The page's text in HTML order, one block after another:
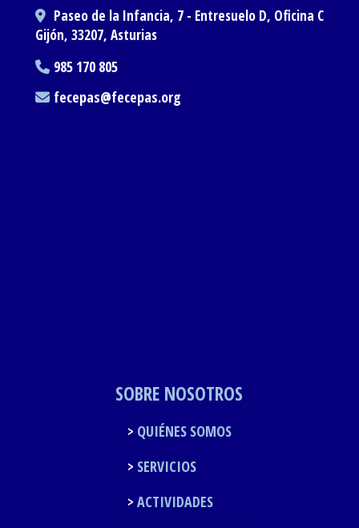
Paseo de la Infancia, 7 - Entresuelo D, Oficina C
Gijón, 33207, Asturias
985 170 805
fecepas
fecepas.org
SOBRE NOSOTROS
QUIÉNES SOMOS
SERVICIOS
ACTIVIDADES